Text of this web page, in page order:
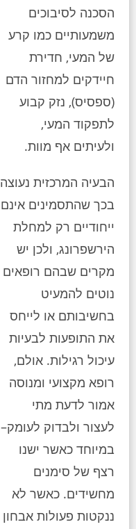
הסכנה לסיבוכים
משמעותיים כמו קרע
של המעי, חדירת
חיידקים למחזור הדם
(ספסיס), נזק קבוע
לתפקוד המעי,
ולעיתים אף מוות.
הבעיה המרכזית נעוצה
בכך שהתסמינים אינם
ייחודיים רק למחלת
הירשפרונג, ולכן יש
מקרים שבהם רופאים
נוטים להמעיט
בחשיבותם או לייחס
את התופעות לבעיות
עיכול רגילות. אולם,
רופא מקצועי ומנוסה
אמור לדעת מתי
לעצור ולבדוק לעומק–
במיוחד כאשר ישנו
רצף של סימנים
מחשידים. כאשר לא
ננקטות פעולות אבחון